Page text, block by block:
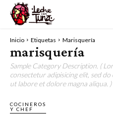
Inicio Etiquetas Marisquería
marisquería
Sample Category Description. (
consectetur adipisicing elit, sed
ut labore et dolore magna aliqua. )
COCINEROS
Y CHEF